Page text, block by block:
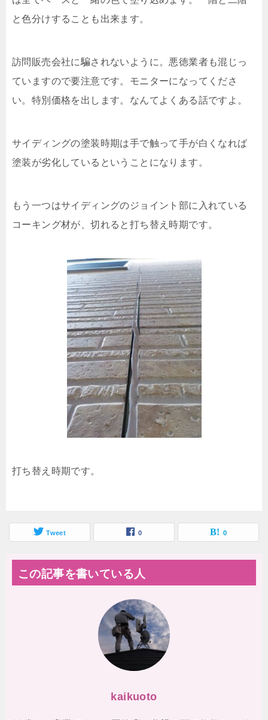
と色分けすることも出来ます。
訪問販売会社に騙されないように。悪徳業者も混じっ
ていますので要注意です。モニターになってくださ
い。特別価格を出します。なんてよくある話ですよ。
サイディングの塗装時期は手で触って手が白くなれば
塗装が劣化しているということになります。
もう一つはサイディングのジョイント部に入れている
コーキング材が、切れると打ち替え時期です。
打ち替え時期です。
Tweet 0 0
この記事を書いている人
kaikuoto